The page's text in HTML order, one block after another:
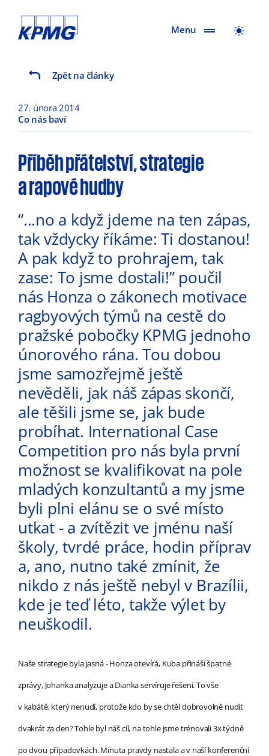
Menu
Zpět na články
27. února 2014
Co nás baví
Příběh přátelství, strategie
a rapové hudby
“...no a když jdeme na ten zápas,
tak vždycky říkáme: Ti dostanou!
A pak když to prohrajem, tak
zase: To jsme dostali!” poučil
nás Honza o zákonech motivace
ragbyových týmů na cestě do
pražské pobočky KPMG jednoho
únorového rána. Tou dobou
jsme samozřejmě ještě
nevěděli, jak náš zápas skončí,
ale těšili jsme se, jak bude
probíhat. International Case
Competition pro nás byla první
možnost se kvalifikovat na pole
mladých konzultantů a my jsme
byli plni elánu se o své místo
utkat - a zvítězit ve jménu naší
školy, tvrdé práce, hodin příprav
a, ano, nutno také zmínit, že
nikdo z nás ještě nebyl v Brazílii,
kde je teď léto, takže výlet by
neuškodil.
Naše strategie byla jasná - Honza otevírá, Kuba přináší špatné
zprávy, Johanka analyzuje a Dianka servíruje řešení. To vše
v kabátě, který nenudí, protože kdo by se chtěl dobrovolně nudit
dvakrát za den? Tohle byl náš cíl, na tohle jsme trénovali 3x týdně
po dvou případovkách. Minuta pravdy nastala a v naší konferenční